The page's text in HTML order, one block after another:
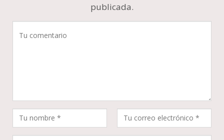
publicada.